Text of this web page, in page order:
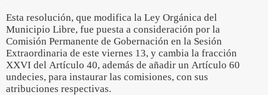
Esta resolución, que modifica la Ley Orgánica del
Municipio Libre, fue puesta a consideración por la
Comisión Permanente de Gobernación en la Sesión
Extraordinaria de este viernes 13, y cambia la fracción
XXVI del Artículo 40, además de añadir un Artículo 60
undecies, para instaurar las comisiones, con sus
atribuciones respectivas.